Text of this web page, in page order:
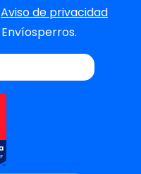
Aviso de privacidad
Envíosperros.